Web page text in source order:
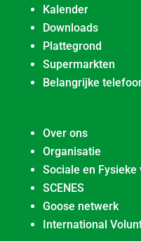
Kalender
Downloads
Plattegrond
Supermarkten
Belangrijke
Over ons
Organisatie
Sociale en Fysieke
SCENES
Goose netwerk
International